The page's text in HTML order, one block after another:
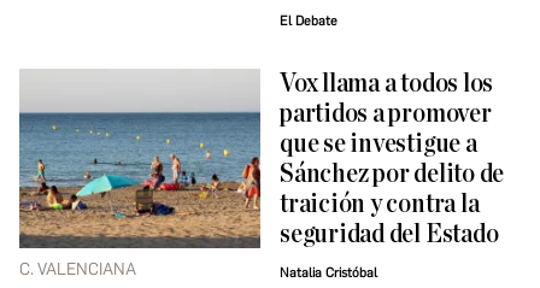
El Debate
C. VALENCIANA
Vox llama a todos los
partidos a promover
que se investigue a
Sánchez por delito de
traición y contra la
seguridad del Estado
Natalia Cristóbal